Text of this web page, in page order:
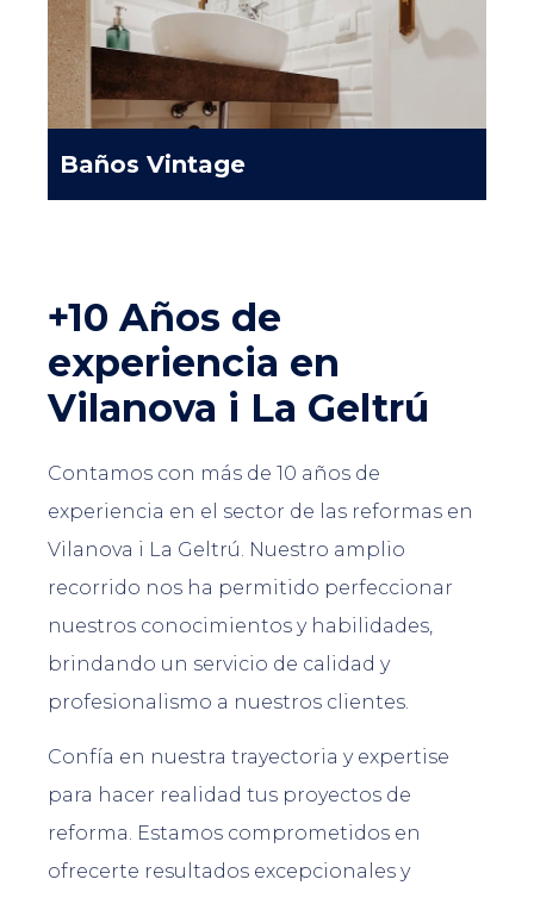
Baños Vintage
+10 Años de
experiencia en
Vilanova i La Geltrú
Contamos con más de 10 años de
experiencia en el sector de las reformas en
Vilanova i La Geltrú. Nuestro amplio
recorrido nos ha permitido perfeccionar
nuestros conocimientos y habilidades,
brindando un servicio de calidad y
profesionalismo a nuestros clientes.
Confía en nuestra trayectoria y expertise
para hacer realidad tus proyectos de
reforma. Estamos comprometidos en
ofrecerte resultados excepcionales y